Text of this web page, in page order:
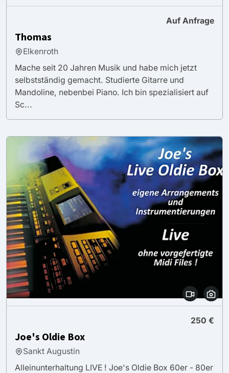
Auf Anfrage
Thomas
Elkenroth
Mache seit 20 Jahren Musik und habe mich jetzt
selbstständig gemacht. Studierte Gitarre und
Mandoline, nebenbei Piano. Ich bin spezialisiert auf
Sc...
250 €
Joe's Oldie Box
Sankt Augustin
Alleinunterhaltung LIVE ! Joe's Oldie Box 60er - 80er